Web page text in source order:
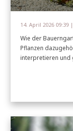
14. April 2026 09:39 |
Wie der
Pflanzen
interpretieren und